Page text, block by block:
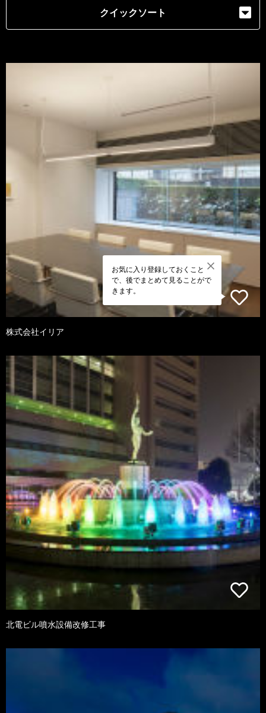
クイックソート
お気に入り登録しておくこと
で、後でまとめて見ることがで
きます。
株式会社イリア
北電ビル噴水設備改修工事